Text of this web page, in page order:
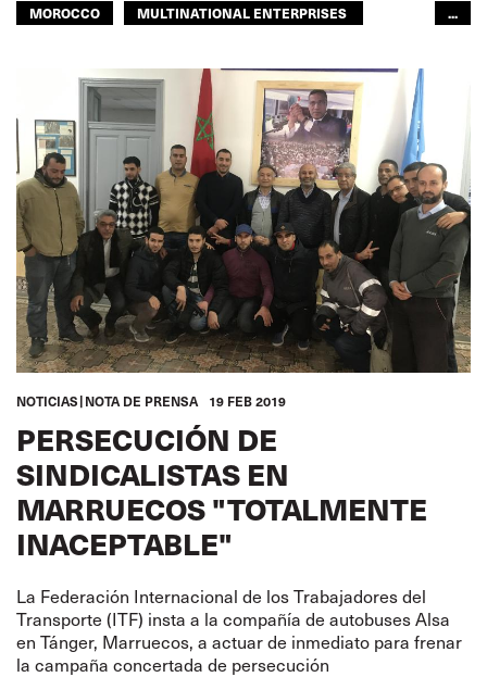
MOROCCO
MULTINATIONAL ENTERPRISES
ITF MUNDO ÁRABE
...
NOTICIAS NOTA DE PRENSA 19 FEB 2019
PERSECUCIÓN DE
SINDICALISTAS EN
MARRUECOS "TOTALMENTE
INACEPTABLE"
La Federación Internacional de los Trabajadores del
Transporte (ITF) insta a la compañía de autobuses Alsa
en Tánger, Marruecos, a actuar de inmediato para frenar
la campaña concertada de persecución